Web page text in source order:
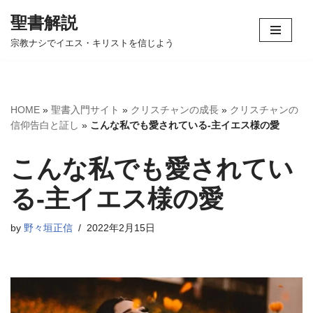
コ
ツ
へ
ッ
プ
聖書解説
宗教ナシでイエス・キリストを信じよう
HOME » 聖書入門サイト » クリスチャンの成長 » クリスチャンの
信仰告白と証し » こんな私でも愛されている-主イエス様の愛
こんな私でも愛されてい
る-主イエス様の愛
by 野々垣正信 2022年2月15日